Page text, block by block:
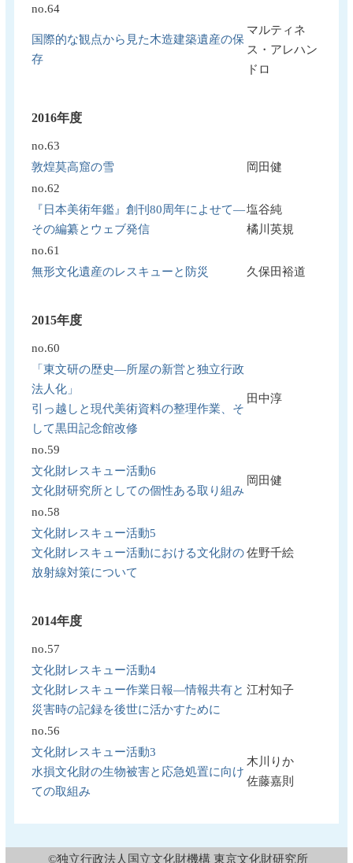
no.64
国際的な観点から見た木造建築遺産の保
存
マルティネ
ス・アレハン
ドロ
2016年度
no.63
敦煌莫高窟の雪
岡田健
no.62
『日本美術年鑑』創刊80周年によせて―
その編纂とウェブ発信
塩谷純
橘川英規
no.61
無形文化遺産のレスキューと防災
久保田裕道
2015年度
no.60
「東文研の歴史―所屋の新営と独立行政
法人化」
引っ越しと現代美術資料の整理作業、そ
して黒田記念館改修
田中淳
no.59
文化財レスキュー活動6
文化財研究所としての個性ある取り組み
岡田健
no.58
文化財レスキュー活動5
文化財レスキュー活動における文化財の
放射線対策について
佐野千絵
2014年度
no.57
文化財レスキュー活動4
文化財レスキュー作業日報―情報共有と
災害時の記録を後世に活かすために
江村知子
no.56
文化財レスキュー活動3
水損文化財の生物被害と応急処置に向け
ての取組み
木川りか
佐藤嘉則
©独立行政法人国立文化財機構 東京文化財研究所